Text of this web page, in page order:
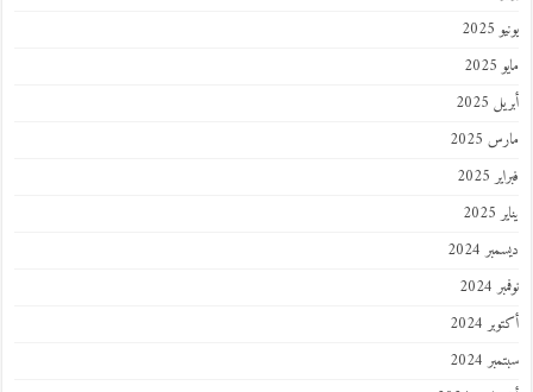
2025
2024
2024
2024